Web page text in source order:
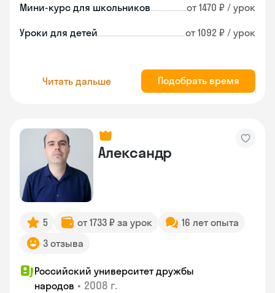
Мини-курс для школьников от 1470 ₽ / урок
Уроки для детей от 1092 ₽ / урок
Читать дальше Подобрать время
Александр
5 от 1733 ₽ за урок
16 лет опыта
3 отзыва
Российский университет дружбы
народов • 2008 г.